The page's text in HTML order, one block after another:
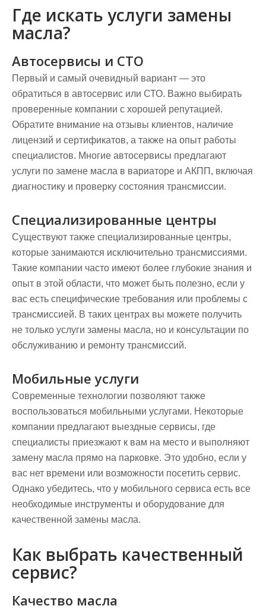
Где искать услуги замены
масла?
Автосервисы и СТО
Первый и самый очевидный вариант — это
обратиться в автосервис или СТО. Важно выбирать
проверенные компании с хорошей репутацией.
Обратите внимание на отзывы клиентов, наличие
лицензий и сертификатов, а также на опыт работы
специалистов. Многие автосервисы предлагают
услуги по замене масла в вариаторе и АКПП, включая
диагностику и проверку состояния трансмиссии.
Специализированные центры
Существуют также специализированные центры,
которые занимаются исключительно трансмиссиями.
Такие компании часто имеют более глубокие знания и
опыт в этой области, что может быть полезно, если у
вас есть специфические требования или проблемы с
трансмиссией. В таких центрах вы можете получить
не только услуги замены масла, но и консультации по
обслуживанию и ремонту трансмиссий.
Мобильные услуги
Современные технологии позволяют также
воспользоваться мобильными услугами. Некоторые
компании предлагают выездные сервисы, где
специалисты приезжают к вам на место и выполняют
замену масла прямо на парковке. Это удобно, если у
вас нет времени или возможности посетить сервис.
Однако убедитесь, что у мобильного сервиса есть все
необходимые инструменты и оборудование для
качественной замены масла.
Как выбрать качественный
сервис?
Качество масла